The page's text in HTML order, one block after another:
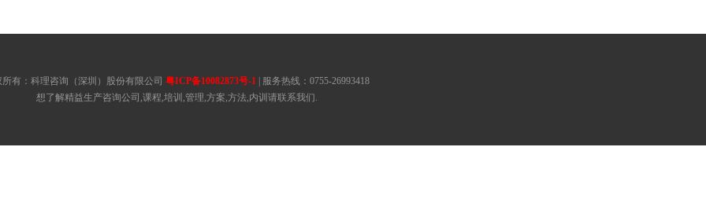
所有：科理咨询（深圳）股份有限公司 粤ICP备10082873号-1 | 服务热线：0755-26993418
想了解精益生产咨询公司,课程,培训,管理,方案,方法,内训请联系我们.